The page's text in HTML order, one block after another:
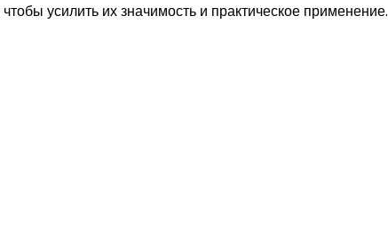
усилить их значимость и практическое применение.